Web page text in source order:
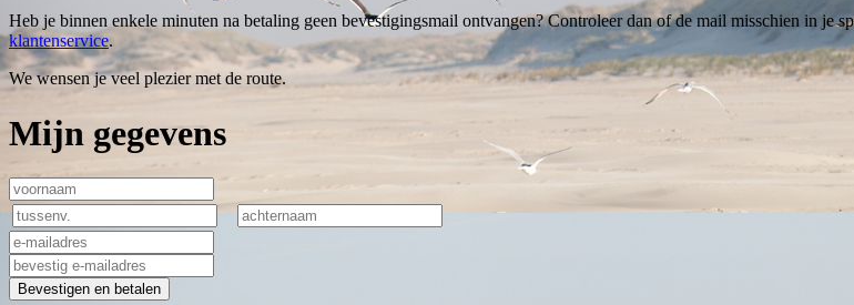
Heb je binnen enkele minuten na betaling geen bevestigingsmail ontvangen? Controleer dan of de mail misschien in je
klantenservice.
We wensen je veel plezier met de route.
Mijn gegevens
Bevestigen en betalen